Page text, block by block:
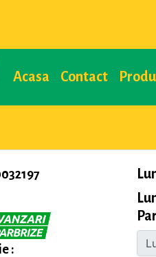
Acasa Contact
: